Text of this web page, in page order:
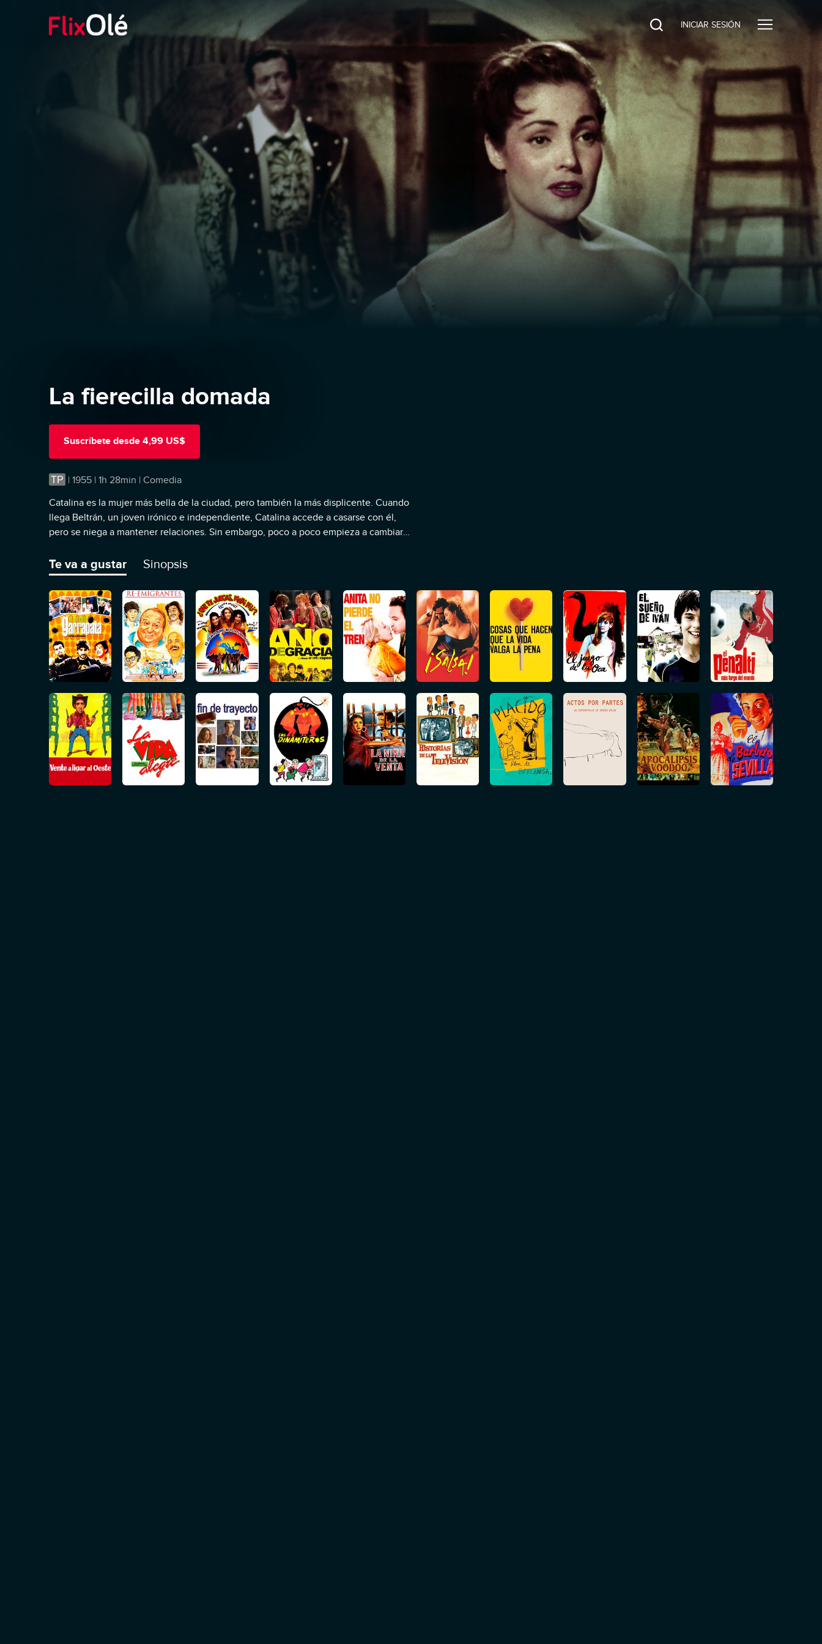
INICIAR SESIÓN
La fierecilla domada
Suscríbete desde 4,99 US$
TP | 1955 | 1h 28min | Comedia
Catalina es la mujer más bella de la ciudad, pero también la más displicente. Cuando
llega Beltrán, un joven irónico e independiente, Catalina accede a casarse con él,
pero se niega a mantener relaciones. Sin embargo, poco a poco empieza a cambiar
Te va a gustar Sinopsis